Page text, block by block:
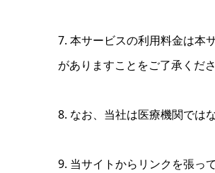
7. 本サービスの利用料金は本
がありますことをご了承くださ
8. なお、当社は医療機関では
9. 当サイトからリンクを張っ